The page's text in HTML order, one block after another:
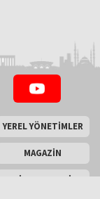
YEREL YÖNETİMLER
MAGAZİN
VİDEO GALERİ